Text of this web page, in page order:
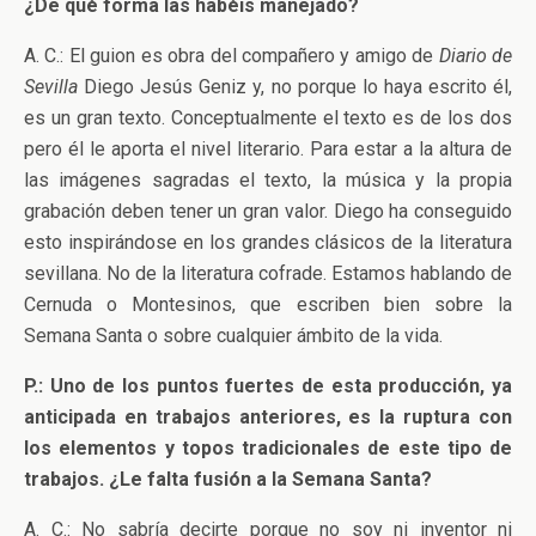
¿De qué forma las habéis manejado?
A. C.: El guion es obra del compañero y amigo de Diario de
Sevilla Diego Jesús Geniz y, no porque lo haya escrito él,
es un gran texto. Conceptualmente el texto es de los dos
pero él le aporta el nivel literario. Para estar a la altura de
las imágenes sagradas el texto, la música y la propia
grabación deben tener un gran valor. Diego ha conseguido
esto inspirándose en los grandes clásicos de la literatura
sevillana. No de la literatura cofrade. Estamos hablando de
Cernuda o Montesinos, que escriben bien sobre la
Semana Santa o sobre cualquier ámbito de la vida.
P.: Uno de los puntos fuertes de esta producción, ya
anticipada en trabajos anteriores, es la ruptura con
los elementos y topos tradicionales de este tipo de
trabajos. ¿Le falta fusión a la Semana Santa?
A. C.: No sabría decirte porque no soy ni inventor ni